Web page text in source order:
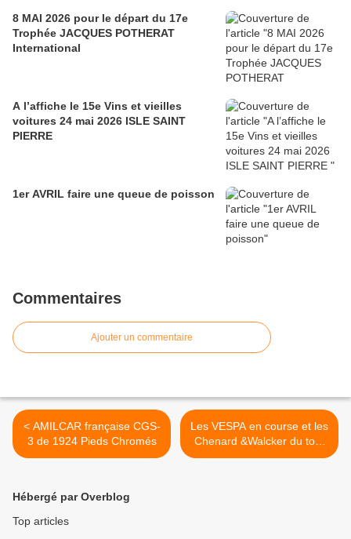
8 MAI 2026 pour le départ du 17e
Trophée JACQUES POTHERAT
International
A l’affiche le 15e Vins et vieilles
voitures 24 mai 2026 ISLE SAINT
PIERRE
1er AVRIL faire une queue de poisson
Commentaires
Ajouter un commentaire
< AMILCAR française CGS-
3 de 1924 Pieds Chromés
Les VESPA en course et les
Chenard &Walcker du tour
de Bretagne 2010 >
Hébergé par Overblog
Top articles